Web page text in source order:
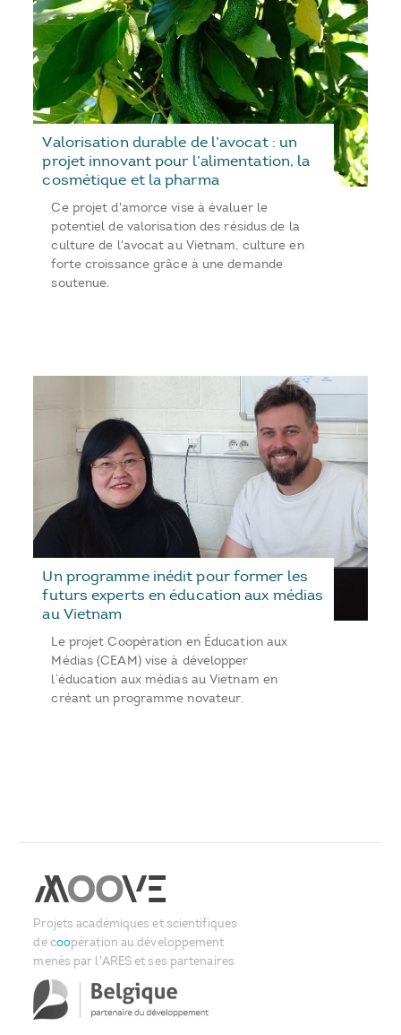
Valorisation durable de l’avocat : un
projet innovant pour l’alimentation, la
cosmétique et la pharma
Ce projet d'amorce vise à évaluer le
potentiel de valorisation des résidus de la
culture de l'avocat au Vietnam, culture en
forte croissance grâce à une demande
soutenue.
Un programme inédit pour former les
futurs experts en éducation aux médias
au Vietnam
Le projet Coopération en Éducation aux
Médias (CEAM) vise à développer
l’éducation aux médias au Vietnam en
créant un programme novateur.
Projets académiques et scientifiques
de coopération au développement
menés par l'ARES et ses partenaires